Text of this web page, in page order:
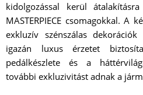
kidolgozással kerül
MASTERPIECE csomagokkal. A
exkluzív szénszálas
igazán luxus érzetet
pedálkészlete és a
további exkluzivitást adnak a